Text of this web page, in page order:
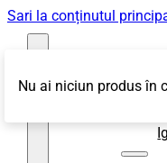
Sari la conținutul
Nu ai niciun produs în